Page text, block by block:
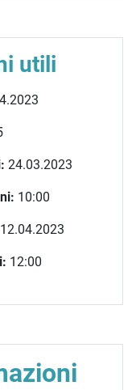
utili
24.03.2023
10:00
12.04.2023
12:00